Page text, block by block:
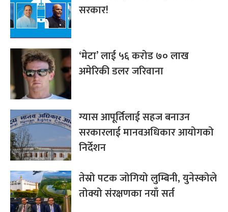
सरकार!
‘मेटा’ लाई ५६ करोड ७० लाख
अमेरिकी डलर जरिवाना
ग्यास आपूर्तिलाई सहज बनाउन
सरकारलाई मानवअधिकार आयोगको
निर्देशन
तेस्रो पटक जोगियो लुम्बिनी, युनेस्कोले
तोक्यो संरक्षणका नयाँ सर्त